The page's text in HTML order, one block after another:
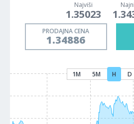
Najviši
1.35023
PRODAJNA CENA
1.34886
1M 5M H D